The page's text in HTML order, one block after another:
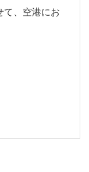
て、空港にお